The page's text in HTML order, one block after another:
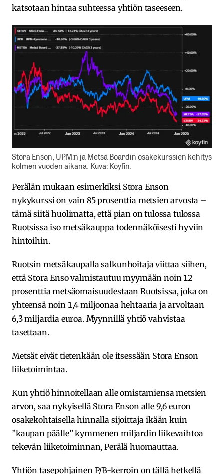
katsotaan hintaa suhteessa yhtiön taseeseen.
Stora Enson, UPM:n ja Metsä Boardin osakekurssien kehitys
kolmen vuoden aikana. Kuva: Koyfin.
Perälän mukaan esimerkiksi Stora Enson
nykykurssi on vain 85 prosenttia metsien arvosta –
tämä siitä huolimatta, että pian on tulossa tulossa
Ruotsissa iso metsäkauppa todennäköisesti hyviin
hintoihin.
Ruotsin metsäkaupalla salkunhoitaja viittaa siihen,
että Stora Enso valmistautuu myymään noin 12
prosenttia metsäomaisuudestaan Ruotsissa, joka on
yhteensä noin 1,4 miljoonaa hehtaaria ja arvoltaan
6,3 miljardia euroa. Myynnillä yhtiö vahvistaa
tasettaan.
Metsät eivät tietenkään ole itsessään Stora Enson
liiketoimintaa.
Kun yhtiö hinnoitellaan alle omistamiensa metsien
arvon, saa nykyisellä Stora Enson alle 9,6 euron
osakekohtaisella hinnalla sijoittaja ikään kuin
”kaupan päälle” kymmenen miljardin liikevaihtoa
tekevän liiketoiminnan, Perälä huomauttaa.
Yhtiön tasepohjainen P/B-kerroin on tällä hetkellä